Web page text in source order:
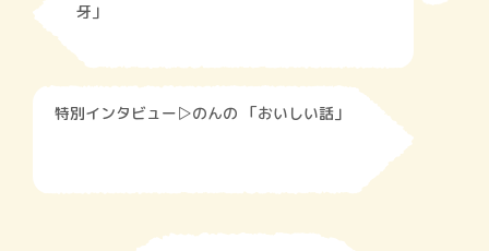
牙」
特別インタビュー▷のんの 「おいしい話」